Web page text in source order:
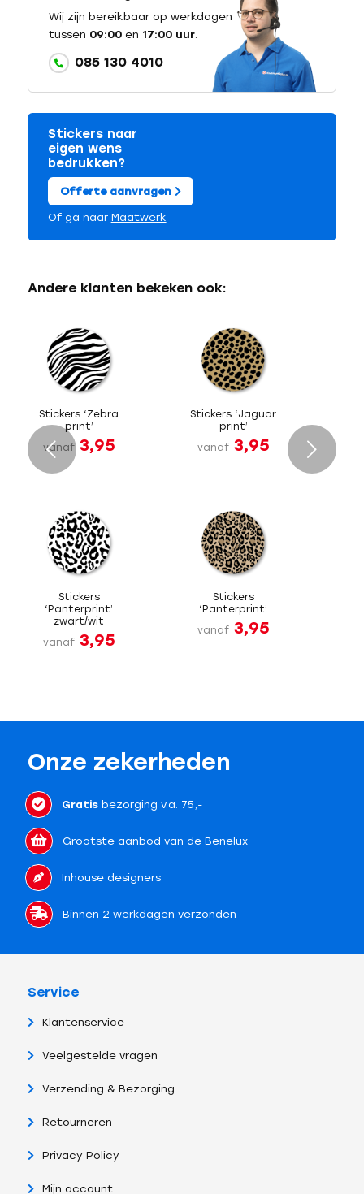
Wij zijn bereikbaar op werkdagen
tussen 09:00en 17:00 uur.
085 130 4010
Stickers naar
eigen wens
bedrukken?
Offerte aanvragen
Of ga naar Maatwerk
Andere klanten bekeken ook:
Stickers ‘Zebra
print’
vanaf 3,95
Stickers ‘Jaguar
print’
vanaf 3,95
Stickers
‘Panterprint’
zwart/wit
vanaf 3,95
Stickers
‘Panterprint’
vanaf 3,95
Volgende
Onze zekerheden
Gratisbezorging v.a. 75,-
Grootste aanbod van de Benelux
Inhouse designers
Binnen 2 werkdagen verzonden
Service
Klantenservice
Veelgestelde vragen
Verzending & Bezorging
Retourneren
Privacy Policy
Mijn account